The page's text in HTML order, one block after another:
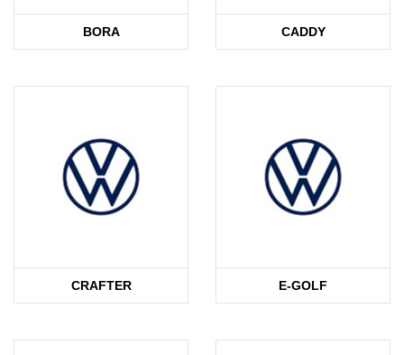
BORA CADDY
CRAFTER E-GOLF